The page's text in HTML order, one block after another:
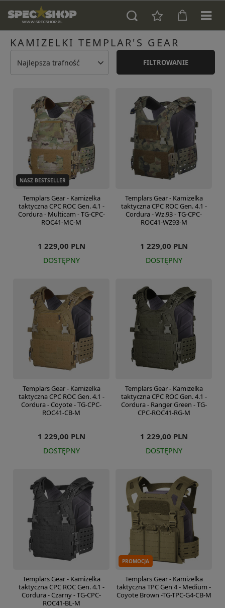
KAMIZELKI TEMPLAR'S GEAR
Najlepsza trafność FILTROWANIE
NASZ BESTSELLER
Templars Gear - Kamizelka
taktyczna CPC ROC Gen. 4.1 -
Cordura - Multicam - TG-CPC-
ROC41-MC-M
1 229,00 PLN
DOSTĘPNY
Templars Gear - Kamizelka
taktyczna CPC ROC Gen. 4.1 -
Cordura - Wz.93 - TG-CPC-
ROC41-WZ93-M
1 229,00 PLN
DOSTĘPNY
Templars Gear - Kamizelka
taktyczna CPC ROC Gen. 4.1 -
Cordura - Coyote - TG-CPC-
ROC41-CB-M
1 229,00 PLN
DOSTĘPNY
Templars Gear - Kamizelka
taktyczna CPC ROC Gen. 4.1 -
Cordura - Ranger Green - TG-
CPC-ROC41-RG-M
1 229,00 PLN
DOSTĘPNY
Templars Gear - Kamizelka
taktyczna CPC ROC Gen. 4.1 -
Cordura - Czarny - TG-CPC-
ROC41-BL-M
PROMOCJA
Templars Gear - Kamizelka
taktyczna TPC Gen 4 - Medium -
Coyote Brown -TG-TPC-G4-CB-M